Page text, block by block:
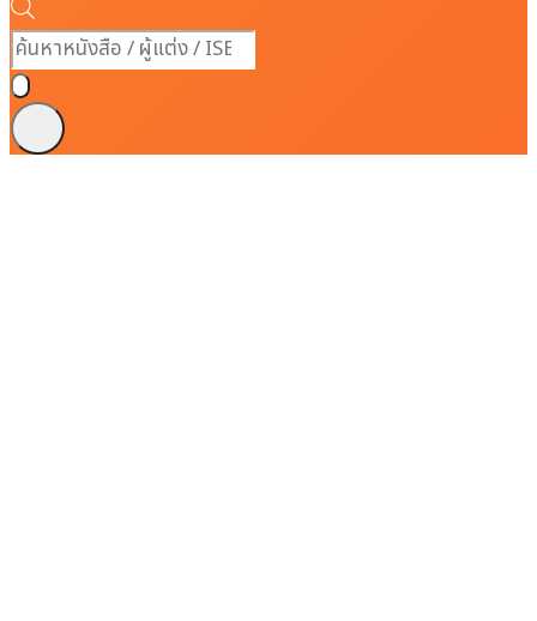
Products
search